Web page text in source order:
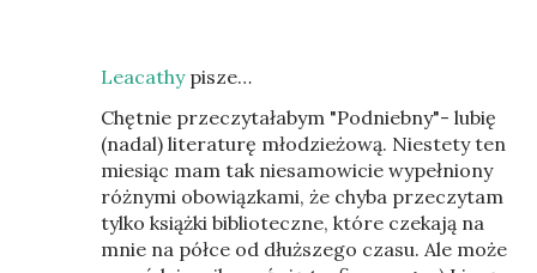
Leacathypisze…
Chętnie przeczytałabym "Podniebny"- lubię
(nadal) literaturę młodzieżową. Niestety ten
miesiąc mam tak niesamowicie wypełniony
różnymi obowiązkami, że chyba przeczytam
tylko książki biblioteczne, które czekają na
mnie na półce od dłuższego czasu. Ale może